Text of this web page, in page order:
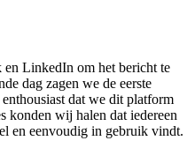
en LinkedIn om het bericht te
dag zagen we de eerste
dat we dit platform
konden wij halen dat iedereen
en eenvoudig in gebruik vindt.